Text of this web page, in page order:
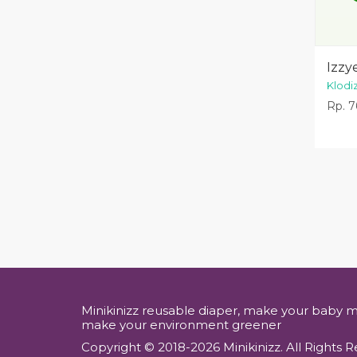
Rp.
Minikinizz reusable diaper, make your baby
make your environment greener
Copyright © 2018-2026 Minikinizz. All Rights